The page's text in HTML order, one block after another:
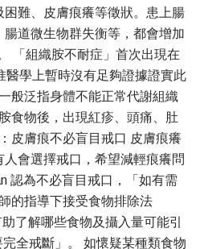
難、皮膚痕癢等徵狀。患上腸
道微生物群失衡等，都會增加
「組織胺不耐症」首次出現在
醫學上暫時沒有足夠證據證實此
般泛指身體不能正常代謝組織
食物後，出現紅疹、頭痛、肚
皮膚痕不必盲目戒口 皮膚痕癢
會選擇戒口，希望減輕痕癢問
認為不必盲目戒口，「如有需
的指導下接受食物排除法
了解哪些食物及攝入量可能引
全戒斷」。 如懷疑某種類食物